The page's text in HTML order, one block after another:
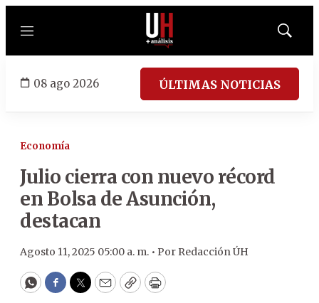
Menú
Mostrar
08 ago 2026 ÚLTIMAS NOTICIAS
Economía
Julio cierra con nuevo récord
en Bolsa de Asunción,
destacan
Agosto 11, 2025 05:00 a. m. • Por Redacción ÚH
WhatsApp
Facebook
Twitter
EmailCopyPrint